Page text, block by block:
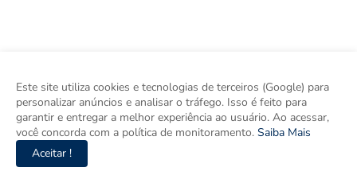
Este site utiliza cookies e tecnologias de terceiros (Google) para
personalizar anúncios e analisar o tráfego. Isso é feito para
garantir e entregar a melhor experiência ao usuário. Ao acessar,
você concorda com a política de monitoramento. Saiba Mais
Aceitar !